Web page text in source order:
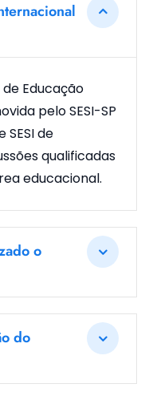
Educação
pelo SESI-SP
de
qualificadas
educacional.
o
do